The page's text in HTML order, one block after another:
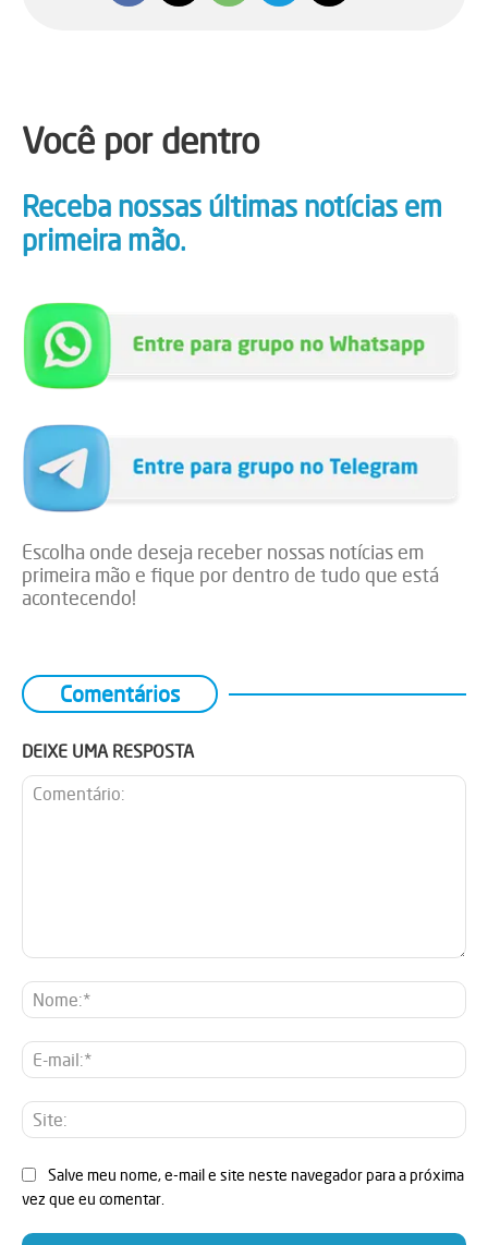
Você por dentro
Receba nossas últimas notícias em
primeira mão.
Escolha onde deseja receber nossas notícias em
primeira mão e fique por dentro de tudo que está
acontecendo!
Comentários
DEIXE UMA RESPOSTA
E-
Salve meu nome, e-mail e site neste navegador para a próxima
vez que eu comentar.